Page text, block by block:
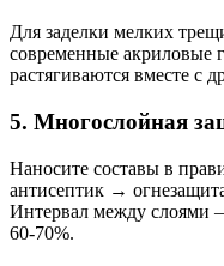
Для заделки мелких
современные акриловые
растягиваются вместе с
5. Многослойная
Наносите составы в
антисептик →
Интервал между слоями
60-70%.